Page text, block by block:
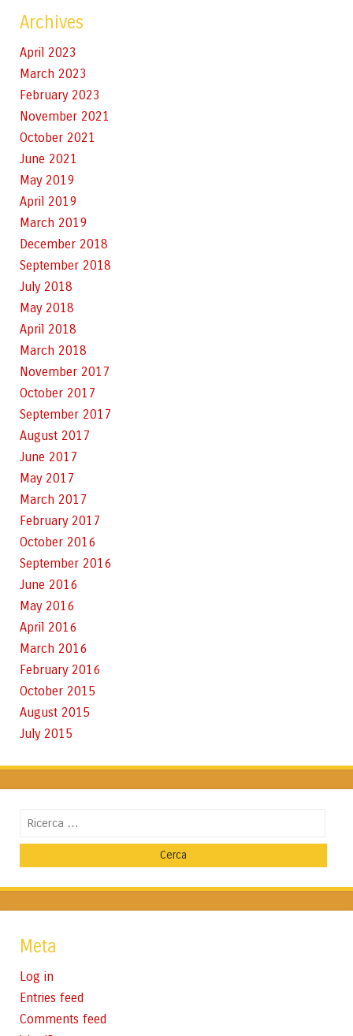
Archives
April 2023
March 2023
February 2023
November 2021
October 2021
June 2021
May 2019
April 2019
March 2019
December 2018
September 2018
July 2018
May 2018
April 2018
March 2018
November 2017
October 2017
September 2017
August 2017
June 2017
May 2017
March 2017
February 2017
October 2016
September 2016
June 2016
May 2016
April 2016
March 2016
February 2016
October 2015
August 2015
July 2015
Cerca
Meta
Log in
Entries feed
Comments feed